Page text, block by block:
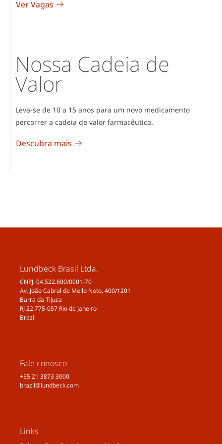
Ver Vagas
Nossa Cadeia de
Valor
Leva-se de 10 a 15 anos para um novo medicamento
percorrer a cadeia de valor farmacêutico.
Descubra mais
Lundbeck Brasil Ltda.
CNPJ: 04.522.600/0001-70
Av. João Cabral de Mello Neto, 400/1201
Barra da Tijuca
RJ 22.775-057 Rio de Janeiro
Brazil
Fale conosco
+55 21 3873 3000
brazil@lundbeck.com
Links